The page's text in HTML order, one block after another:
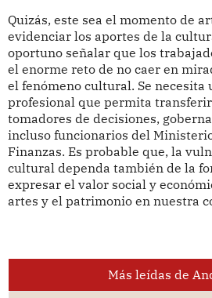
Quizás, este sea el momento de
evidenciar los aportes de la
oportuno señalar que los
el enorme reto de no caer en
el fenómeno cultural. Se necesita
profesional que permita transferir
tomadores de decisiones,
incluso funcionarios del
Finanzas. Es probable que, la
cultural dependa también de la
expresar el valor social y
artes y el patrimonio en nuestra
Más leídas de